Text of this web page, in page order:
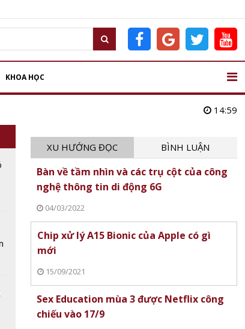
KHOA HỌC
14:59
XU HƯỚNG ĐỌC BÌNH LUẬN
Bàn về tầm nhìn và các trụ cột của công
nghệ thông tin di động 6G
04/03/2022
Chip xử lý A15 Bionic của Apple có gì
mới
15/09/2021
Sex Education mùa 3 được Netflix công
chiếu vào 17/9